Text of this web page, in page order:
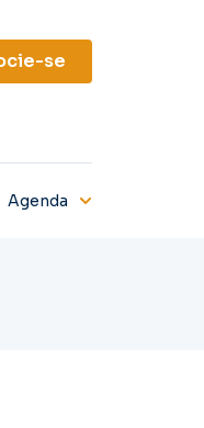
se
Agenda